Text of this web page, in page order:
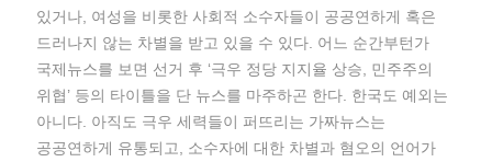
있거나, 여성을 비롯한 사회적 소수자들이 공공연하게 혹은
드러나지 않는 차별을 받고 있을 수 있다. 어느 순간부턴가
국제뉴스를 보면 선거 후 ‘극우 정당 지지율 상승, 민주주의
위협’ 등의 타이틀을 단 뉴스를 마주하곤 한다. 한국도 예외는
아니다. 아직도 극우 세력들이 퍼뜨리는 가짜뉴스는
공공연하게 유통되고, 소수자에 대한 차별과 혐오의 언어가